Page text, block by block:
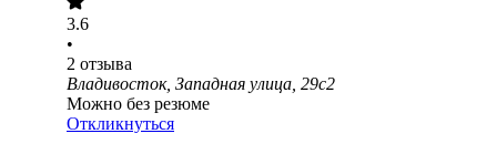
3.6
•
2 отзыва
Владивосток, Западная улица, 29с2
Можно без резюме
Откликнуться